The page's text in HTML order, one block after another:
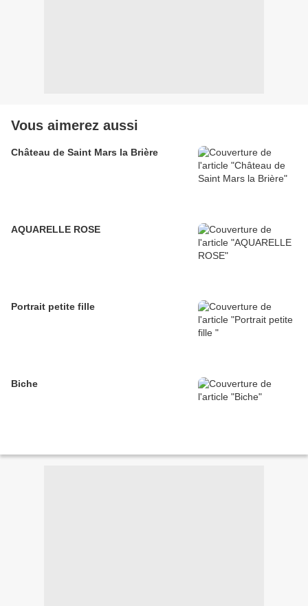
Vous aimerez aussi
Château de Saint Mars la Brière
AQUARELLE ROSE
Portrait petite fille
Biche